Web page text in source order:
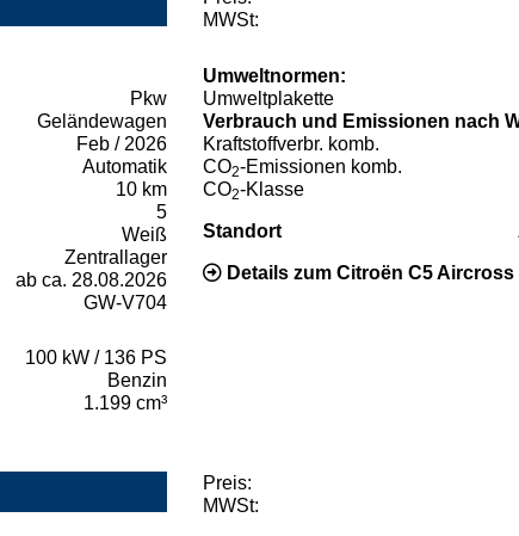
MWSt:
Pkw
Geländewagen
Feb / 2026
Automatik
10 km
5
Weiß
Zentrallager
ab ca. 28.08.2026
GW-V704
100 kW / 136 PS
Benzin
1.199 cm³
Umweltnormen:
Umweltplakette
Verbrauch und Emissionen nach
Kraftstoffverbr. komb.
CO2-Emissionen komb.
CO2-Klasse
Standort
Details zum Citroën C5 Aircross
Preis:
MWSt: